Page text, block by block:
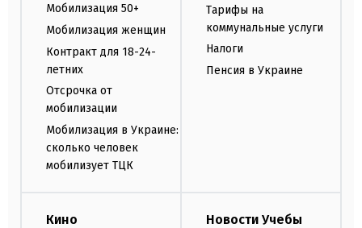
Мобилизация 50+
Мобилизация женщин
Контракт для 18-24-
летних
Отсрочка от
мобилизации
Мобилизация в Украине:
сколько человек
мобилизует ТЦК
Тарифы на
коммунальные услуги
Налоги
Пенсия в Украине
Кино Новости Учебы